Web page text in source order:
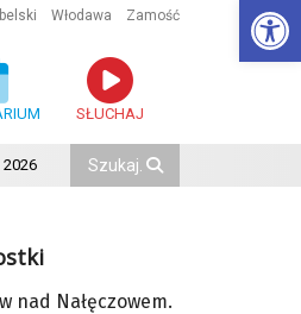
Włodawa Zamość
SŁUCHAJ
nad Nałęczowem.